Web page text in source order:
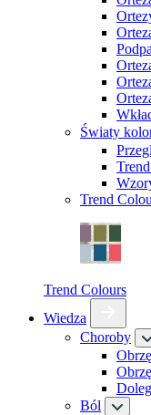
Światy
Trend
Trend Colours
Wiedza
Choroby
Ból